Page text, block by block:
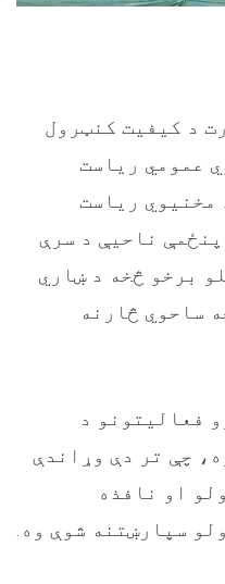
د کیفیت کنټرول
عمومي ریاست
مخنیوي ریاست
ناحیې د سرې
برخو څخه د ښاري
ساحوي څارنه
فعالیتونو د
چې تر دې وړاندې
او نافذه
سپارښتنه شوې وه.